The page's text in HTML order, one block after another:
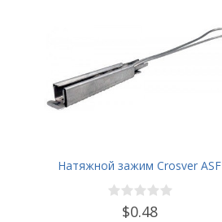
Натяжной зажим Crosver ASF
$0.48